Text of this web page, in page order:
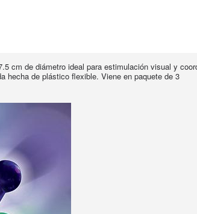
cm de diámetro ideal para estimulación visual y
hecha de plástico flexible. Viene en paquete de 3